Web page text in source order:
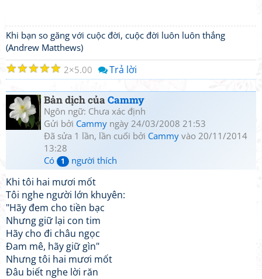
Khi bạn so găng với cuộc đời, cuộc đời luôn luôn thắng
(Andrew Matthews)
☆
☆
☆
☆
☆ 2 5.00 Trả lời
Bản dịch củaCammy
Ngôn ngữ: Chưa xác định
Gửi bởi Cammy ngày 24/03/2008 21:53
Đã sửa 1 lần, lần cuối bởi Cammy vào 20/11/2014
13:28
Có
1 người thích
Khi tôi hai mươi mốt
Tôi nghe người lớn khuyên:
"Hãy đem cho tiền bạc
Nhưng giữ lại con tim
Hãy cho đi châu ngọc
Đam mê, hãy giữ gìn"
Nhưng tôi hai mươi mốt
Đâu biết nghe lời răn